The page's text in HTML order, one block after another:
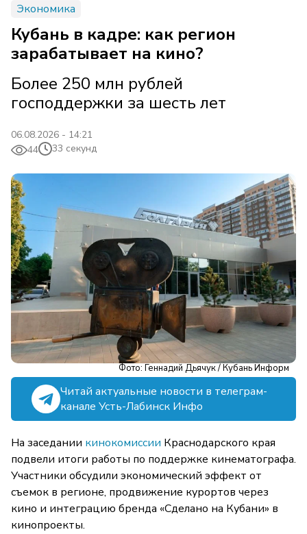
Экономика
Кубань в кадре: как регион
зарабатывает на кино?
Более 250 млн рублей
господдержки за шесть лет
06.08.2026 - 14:21
44
33 секунд
Фото: Геннадий Дьячук / Кубань Информ
Читай актуальные новости в телеграм-
канале Усть-Лабинск Инфо
На заседании кинокомиссии Краснодарского края
подвели итоги работы по поддержке кинематографа.
Участники обсудили экономический эффект от
съемок в регионе, продвижение курортов через
кино и интеграцию бренда «Сделано на Кубани» в
кинопроекты.